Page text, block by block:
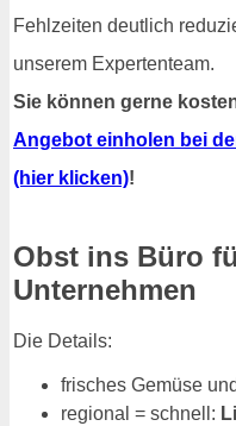
Fehlzeiten deutlich
unserem Expertenteam.
Sie können gerne
Angebot einholen bei
(hier klicken)!
Obst ins Büro
Unternehmen
Die Details:
frisches Gemüse
regional = schnell: